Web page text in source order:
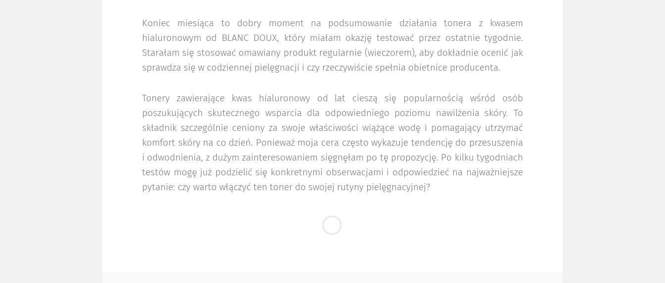
Koniec miesiąca to dobry moment na podsumowanie działania tonera z kwasem
hialuronowym od BLANC DOUX, który miałam okazję testować przez ostatnie tygodnie.
Starałam się stosować omawiany produkt regularnie (wieczorem), aby dokładnie ocenić jak
sprawdza się w codziennej pielęgnacji i czy rzeczywiście spełnia obietnice producenta.
Tonery zawierające kwas hialuronowy od lat cieszą się popularnością wśród osób
poszukujących skutecznego wsparcia dla odpowiedniego poziomu nawilżenia skóry. To
składnik szczególnie ceniony za swoje właściwości wiążące wodę i pomagający utrzymać
komfort skóry na co dzień. Ponieważ moja cera często wykazuje tendencję do przesuszenia
i odwodnienia, z dużym zainteresowaniem sięgnęłam po tę propozycję. Po kilku tygodniach
testów mogę już podzielić się konkretnymi obserwacjami i odpowiedzieć na najważniejsze
pytanie: czy warto włączyć ten toner do swojej rutyny pielęgnacyjnej?